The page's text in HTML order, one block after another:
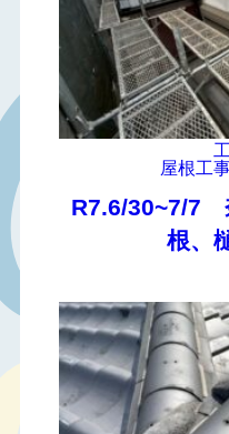
屋根工
R7.6/30~7/
根、